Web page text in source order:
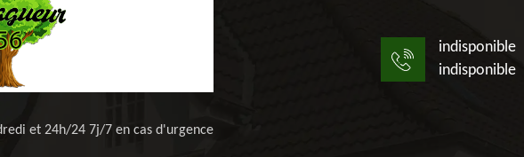
et 24h/24 7j/7 en cas d'urgence
indisponible
indisponible